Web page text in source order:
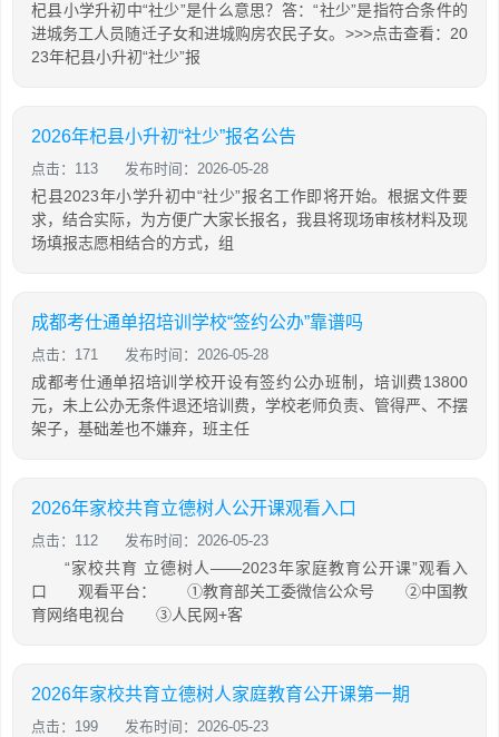
杞县小学升初中“社少”是什么意思？答：“社少”是指符合条件的
进城务工人员随迁子女和进城购房农民子女。>>>点击查看：20
23年杞县小升初“社少”报
2026年杞县小升初“社少”报名公告
点击：113 发布时间：2026-05-28
杞县2023年小学升初中“社少”报名工作即将开始。根据文件要
求，结合实际，为方便广大家长报名，我县将现场审核材料及现
场填报志愿相结合的方式，组
成都考仕通单招培训学校“签约公办”靠谱吗
点击：171 发布时间：2026-05-28
成都考仕通单招培训学校开设有签约公办班制，培训费13800
元，未上公办无条件退还培训费，学校老师负责、管得严、不摆
架子，基础差也不嫌弃，班主任
2026年家校共育立德树人公开课观看入口
点击：112 发布时间：2026-05-23
“家校共育 立德树人——2023年家庭教育公开课”观看入
口 观看平台： ①教育部关工委微信公众号 ②中国教
育网络电视台 ③人民网+客
2026年家校共育立德树人家庭教育公开课第一期
点击：199 发布时间：2026-05-23